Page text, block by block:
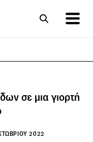
σε μια γιορτή
2022